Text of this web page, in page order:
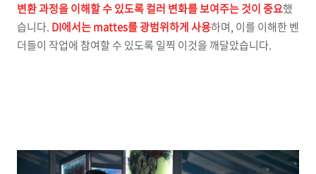
변환 과정을 이해할 수 있도록 컬러 변화를 보여주는 것이 중요했
습니다. DI에서는 mattes를 광범위하게 사용하며, 이를 이해한 벤
더들이 작업에 참여할 수 있도록 일찍 이것을 깨달았습니다.